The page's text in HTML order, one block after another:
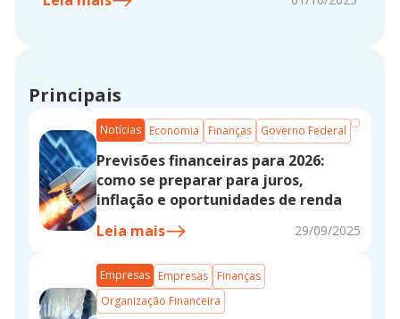
Principais
Notícias Economia Finanças Governo Federal
Previsões financeiras para 2026:
como se preparar para juros,
inflação e oportunidades de renda
Leia mais
29/09/2025
Empresas Empresas
Finanças
Organização Financeira